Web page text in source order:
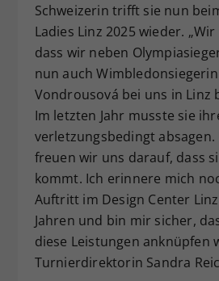
Schweizerin trifft sie nun
Ladies Linz 2025 wieder.
dass wir neben
nun auch
Vondrousová bei uns in Linz
Im letzten Jahr musste sie
verletzungsbedingt
freuen wir uns darauf, dass
kommt. Ich erinnere mich
Auftritt im Design Center
Jahren und bin mir sicher,
diese Leistungen anknüpfen
Turnierdirektorin Sandra